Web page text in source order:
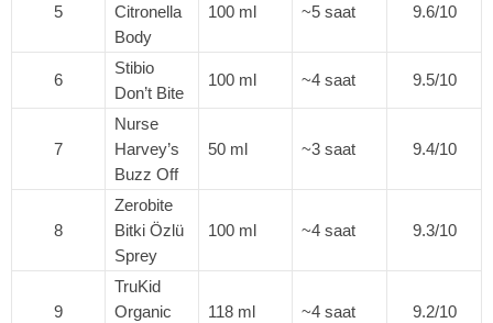
5
Citronella
Body
100 ml ~5 saat 9.6/10
6
Stibio
Don’t Bite
100 ml ~4 saat 9.5/10
7
Nurse
Harvey’s
Buzz Off
50 ml ~3 saat 9.4/10
8
Zerobite
Bitki Özlü
Sprey
100 ml ~4 saat 9.3/10
9
TruKid
Organic
118 ml ~4 saat 9.2/10